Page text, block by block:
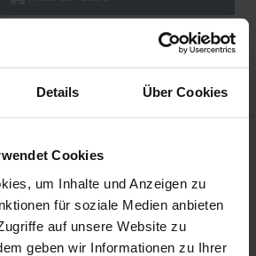
Details Über Cookies
Cookies
um Inhalte und Anzeigen zu
für soziale Medien anbieten
auf unsere Website zu
geben wir Informationen zu Ihrer
Europarechts hat sich in den
entwickelt wie das
diesem Buch liegt die erste